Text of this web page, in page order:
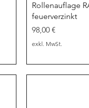
Rollenauflage
feuerverzinkt
Preis
98,00 €
exkl. MwSt.